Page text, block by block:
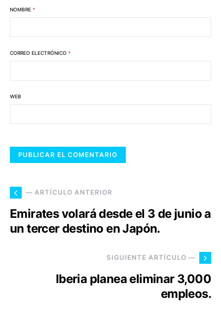
NOMBRE *
CORREO ELECTRÓNICO *
WEB
— ARTÍCULO ANTERIOR
Emirates volará desde el 3 de junio a
un tercer destino en Japón.
SIGUIENTE ARTÍCULO —
Iberia planea eliminar 3,000
empleos.